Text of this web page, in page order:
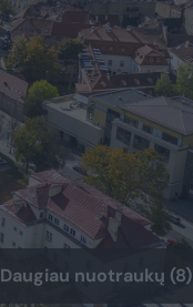
Daugiau nuotraukų (8)